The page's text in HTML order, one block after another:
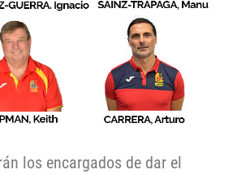
los encargados de dar el